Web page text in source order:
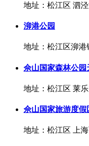
地址：松江区 泗
泖港公园
地址：松江区泖港
佘山国家森林公园
地址：松江区 莱
佘山国家旅游度假
地址：松江区 上